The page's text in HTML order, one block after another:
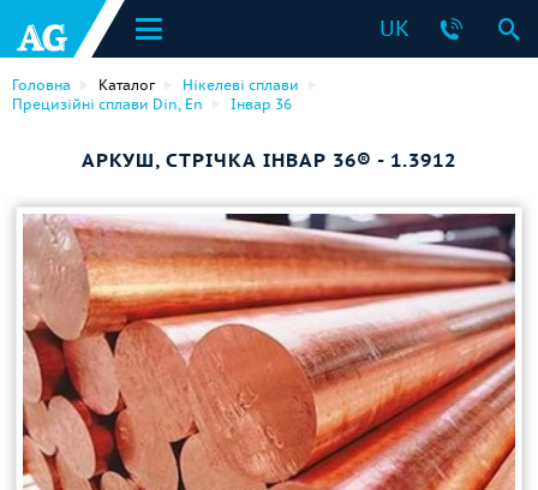
UK
Головна Каталог
Нікелеві сплави
Прецизійні сплави Din, En
Інвар 36
АРКУШ, СТРІЧКА ІНВАР 36® - 1.3912